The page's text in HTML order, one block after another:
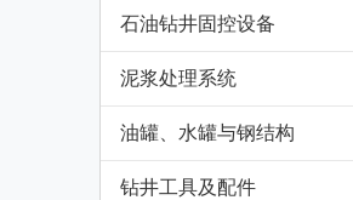
石油钻井固控设备
泥浆处理系统
油罐、水罐与钢结构
钻井工具及配件